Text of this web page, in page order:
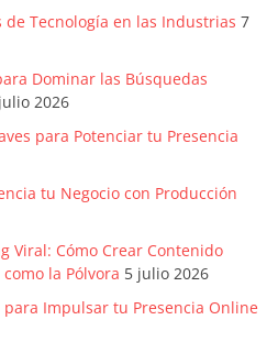
de Tecnología en las Industrias 7
Dominar las Búsquedas
2026
para Potenciar tu Presencia
tu Negocio con Producción
Viral: Cómo Crear Contenido
la Pólvora 5 julio 2026
para Impulsar tu Presencia Online